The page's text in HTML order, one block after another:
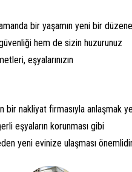
bir yaşamın yeni bir düzene
hem de sizin huzurunuz
eşyalarınızın
bir nakliyat firmasıyla anlaşmak
eşyaların korunması gibi
yeni evinize ulaşması